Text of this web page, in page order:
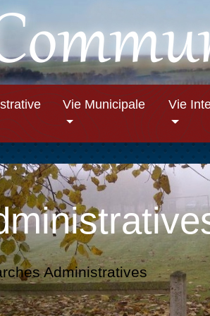
Vie Municipale Vie
Administratives